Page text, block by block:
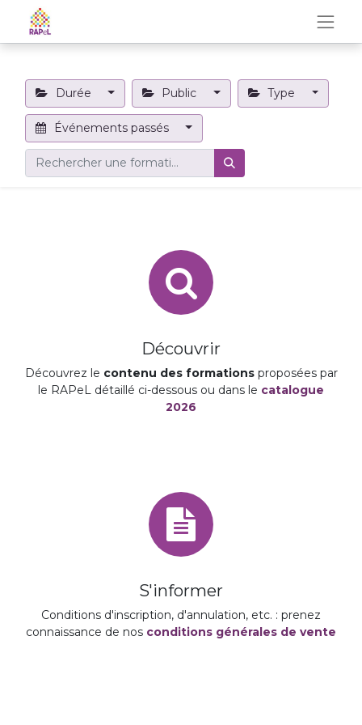
Durée Public Type
Événements passés
Découvrir
Découvrez le contenu des formationsproposées par
le RAPeL détaillé ci-dessous ou dans le catalogue
2026
S'informer
Conditions d'inscription, d'annulation, etc. : prenez
connaissance de nos conditions générales de vente